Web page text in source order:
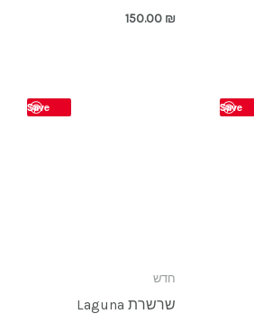
150.00 ₪
Save
Save
חדש
שרשרת Laguna